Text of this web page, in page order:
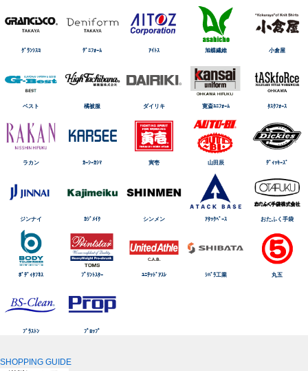
ｸﾞﾗﾝｼｽｺ ﾃﾞﾆﾌｫｰﾑ ｱｲﾄｽ 旭蝶繊維 小倉屋
ベスト 橘被服 ダイリキ 寛斎ﾕﾆﾌｫｰﾑ ﾀｽｸﾌｫｰｽ
ラカン ｶｰｼｰｶｼﾏ 寅壱 山田辰 ﾃﾞｨｯｷｰｽﾞ
ジンナイ ｶｼﾞﾒｲｸ シンメン ｱﾀｯｸﾍﾞｰｽ おたふく手袋
ﾎﾞﾃﾞｨﾀﾌﾈｽ ﾌﾟﾘﾝﾄｽﾀｰ ﾕﾆﾃｯﾄﾞｱｽﾚ ｼﾊﾞﾗ工業 丸五
ﾌﾞﾗｽﾄﾝ ﾌﾟﾛｯﾌﾟ
SHOPPING GUIDE